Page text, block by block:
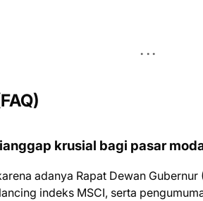
krusial bagi pasar
adanya Rapat Dewan
indeks MSCI, serta